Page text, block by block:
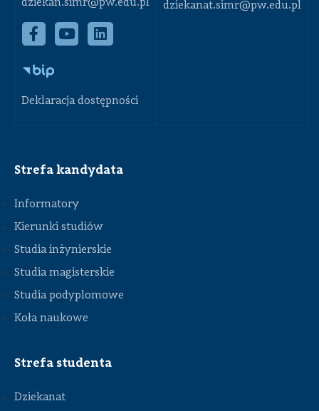
dziekan.simr@pw.edu.pl
Deklaracja dostępności
dziekanat.simr@pw.edu.pl
Strefa kandydata
Informatory
Kierunki studiów
Studia inżynierskie
Studia magisterskie
Studia podyplomowe
Koła naukowe
Strefa studenta
Dziekanat